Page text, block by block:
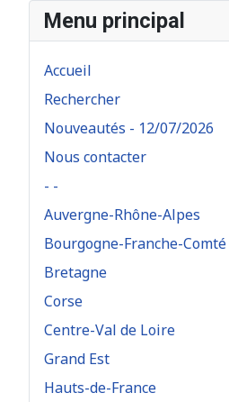
Menu principal
Accueil
Rechercher
Nouveautés - 12/07/2026
Nous contacter
- -
Auvergne-Rhône-Alpes
Bourgogne-Franche-Comté
Bretagne
Corse
Centre-Val de Loire
Grand Est
Hauts-de-France